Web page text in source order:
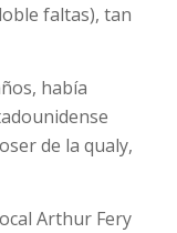
faltas), tan
había
de la qualy,
Arthur Fery